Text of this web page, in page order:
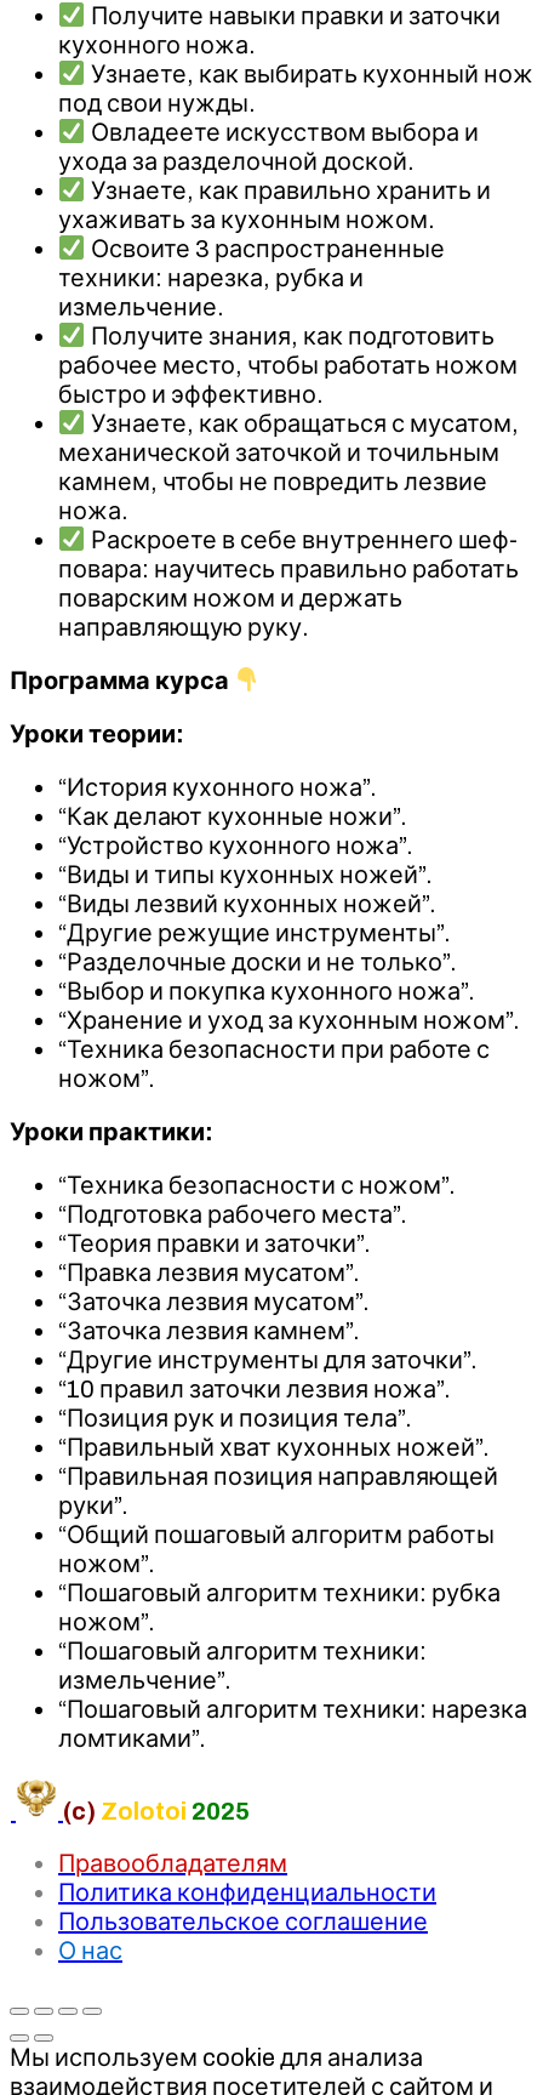
Получите навыки правки и заточки
кухонного ножа.
Узнаете, как выбирать кухонный нож
под свои нужды.
Овладеете искусством выбора и
ухода за разделочной доской.
Узнаете, как правильно хранить и
ухаживать за кухонным ножом.
Освоите 3 распространенные
техники: нарезка, рубка и
измельчение.
Получите знания, как подготовить
рабочее место, чтобы работать ножом
быстро и эффективно.
Узнаете, как обращаться с мусатом,
механической заточкой и точильным
камнем, чтобы не повредить лезвие
ножа.
Раскроете в себе внутреннего шеф-
повара: научитесь правильно работать
поварским ножом и держать
направляющую руку.
Программа курса
Уроки теории:
“История кухонного ножа”.
“Как делают кухонные ножи”.
“Устройство кухонного ножа”.
“Виды и типы кухонных ножей”.
“Виды лезвий кухонных ножей”.
“Другие режущие инструменты”.
“Разделочные доски и не только”.
“Выбор и покупка кухонного ножа”.
“Хранение и уход за кухонным ножом”.
“Техника безопасности при работе с
ножом”.
Уроки практики:
“Техника безопасности с ножом”.
“Подготовка рабочего места”.
“Теория правки и заточки”.
“Правка лезвия мусатом”.
“Заточка лезвия мусатом”.
“Заточка лезвия камнем”.
“Другие инструменты для заточки”.
“10 правил заточки лезвия ножа”.
“Позиция рук и позиция тела”.
“Правильный хват кухонных ножей”.
“Правильная позиция направляющей
руки”.
“Общий пошаговый алгоритм работы
ножом”.
“Пошаговый алгоритм техники: рубка
ножом”.
“Пошаговый алгоритм техники:
измельчение”.
“Пошаговый алгоритм техники: нарезка
ломтиками”.
(c) Zolotoi 2025
Правообладателям
Политика конфиденциальности
Пользовательское соглашение
О нас
Мы используем cookie для анализа
взаимодействия посетителей с сайтом и